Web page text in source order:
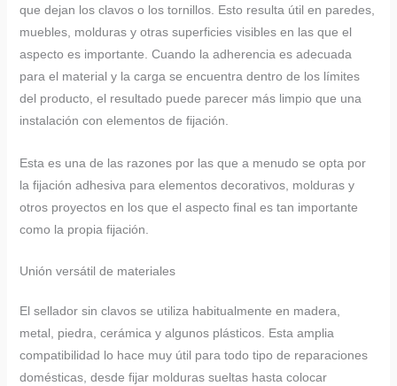
que dejan los clavos o los tornillos. Esto resulta útil en paredes,
muebles, molduras y otras superficies visibles en las que el
aspecto es importante. Cuando la adherencia es adecuada
para el material y la carga se encuentra dentro de los límites
del producto, el resultado puede parecer más limpio que una
instalación con elementos de fijación.
Esta es una de las razones por las que a menudo se opta por
la fijación adhesiva para elementos decorativos, molduras y
otros proyectos en los que el aspecto final es tan importante
como la propia fijación.
Unión versátil de materiales
El sellador sin clavos se utiliza habitualmente en madera,
metal, piedra, cerámica y algunos plásticos. Esta amplia
compatibilidad lo hace muy útil para todo tipo de reparaciones
domésticas, desde fijar molduras sueltas hasta colocar